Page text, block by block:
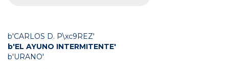
b'CARLOS D. P\xc9REZ'
b'EL AYUNO INTERMITENTE'
b'URANO'